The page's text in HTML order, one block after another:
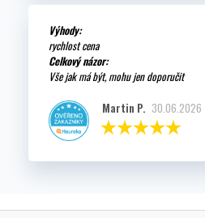
Výhody:
rychlost cena
Celkový názor:
Vše jak má být, mohu jen doporučit
Martin P. 30.06.2026